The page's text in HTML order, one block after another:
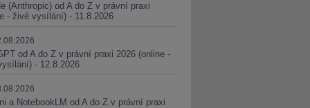
(Anthropic) od A do Z v právní praxi
- živé vysílání) - 11.8.2026
od A do Z v právní praxi 2026 (online -
- 12.8.2026
a NotebookLM od A do Z v právní praxi